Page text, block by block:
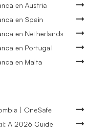
en Austria
en Spain
en Netherlands
en Portugal
en Malta
| OneSafe
A 2026 Guide